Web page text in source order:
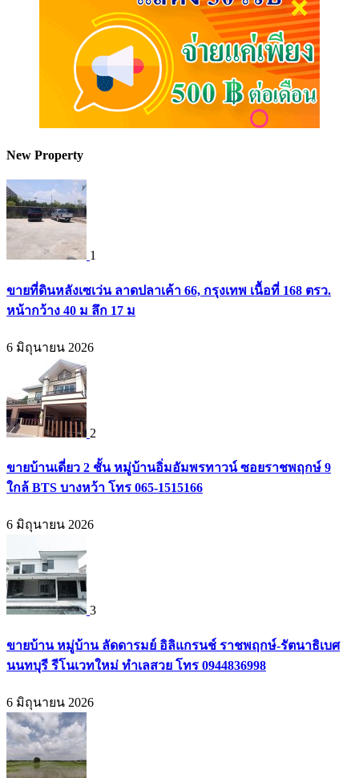
New Property
1
ขายที่ดินหลังเซเว่น ลาดปลาเค้า 66, กรุงเทพ เนื้อที่ 168 ตรว.
หน้ากว้าง 40 ม ลึก 17 ม
6 มิถุนายน 2026
2
ขายบ้านเดี่ยว 2 ชั้น หมู่บ้านอิ่มอัมพรทาวน์ ซอยราชพฤกษ์ 9
ใกล้ BTS บางหว้า โทร 065-1515166
6 มิถุนายน 2026
3
ขายบ้าน หมู่บ้าน ลัดดารมย์ อิลิแกรนช์ ราชพฤกษ์-รัตนาธิเบศ
นนทบุรี รีโนเวทใหม่ ทำเลสวย โทร 0944836998
6 มิถุนายน 2026